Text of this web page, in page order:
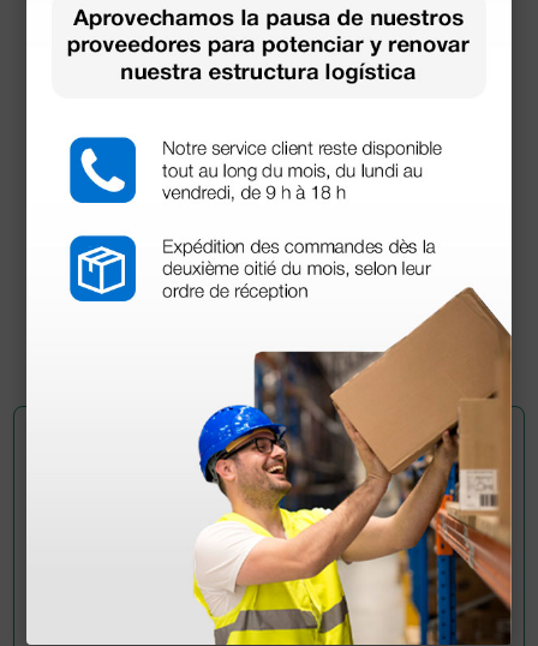
Camilla de reconocimiento de madera de haya -
690,00 €
Pregúntale a un colega